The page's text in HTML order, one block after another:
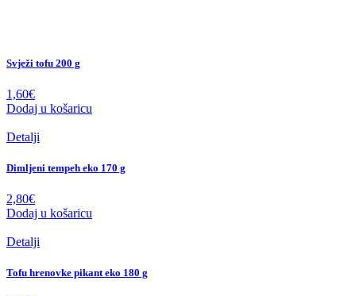
Svježi tofu 200 g
1,60€
Dodaj u košaricu
Detalji
Dimljeni tempeh eko 170 g
2,80€
Dodaj u košaricu
Detalji
Tofu hrenovke pikant eko 180 g